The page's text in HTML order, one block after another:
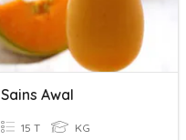
Sains Awal
15 T KG